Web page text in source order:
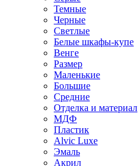
Темные
Черные
Светлые
Белые шкафы-купе
Венге
Размер
Маленькие
Большие
Средние
Отделка и материал
МДФ
Пластик
Alvic Luxe
Эмаль
Акрил